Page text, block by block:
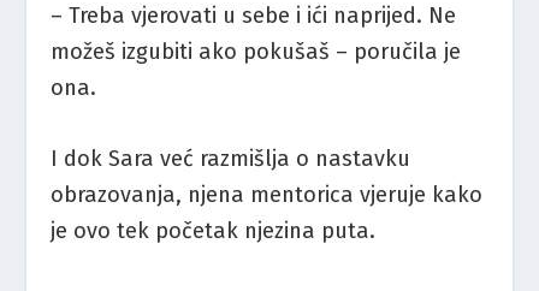
– Treba vjerovati u sebe i ići naprijed. Ne
možeš izgubiti ako pokušaš – poručila je
ona.
I dok Sara već razmišlja o nastavku
obrazovanja, njena mentorica vjeruje kako
je ovo tek početak njezina puta.